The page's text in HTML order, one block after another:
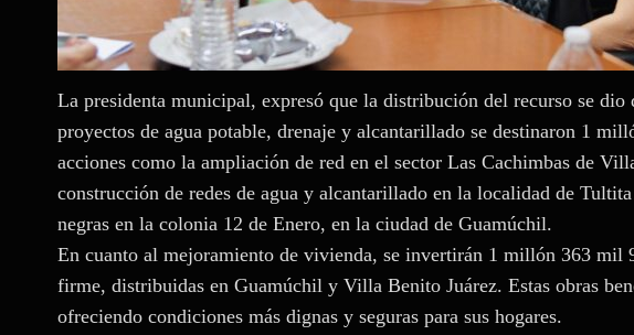
La presidenta municipal, expresó que la distribución del recurso se dio
proyectos de agua potable, drenaje y alcantarillado se destinaron 1
acciones como la ampliación de red en el sector Las Cachimbas de
construcción de redes de agua y alcantarillado en la localidad de
negras en la colonia 12 de Enero, en la ciudad de Guamúchil.
En cuanto al mejoramiento de vivienda, se invertirán 1 millón 363 mil
firme, distribuidas en Guamúchil y Villa Benito Juárez. Estas obras
ofreciendo condiciones más dignas y seguras para sus hogares.